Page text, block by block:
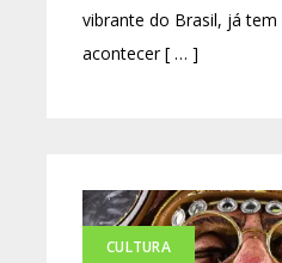
vibrante do Brasil, já
acontecer [ … ]
CULTURA